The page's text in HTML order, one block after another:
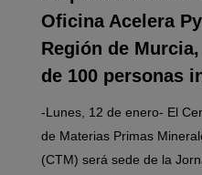
Oficina Acelera
Región de
de 100 personas
-Lunes, 12 de enero- El
de Materias Primas
(CTM) será sede de la